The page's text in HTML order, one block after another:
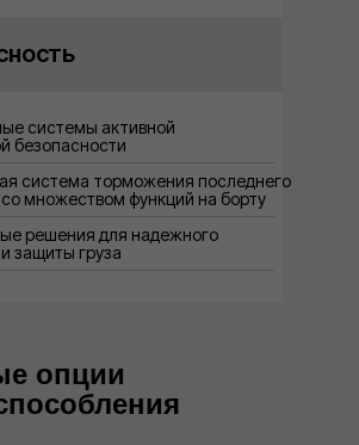
системы активной
безопасности
система торможения последнего
множеством функций на борту
решения для надежного
защиты груза
опции